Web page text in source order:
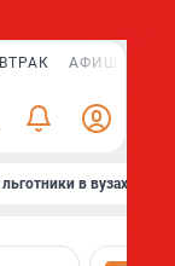
АФИША PLUS
в вузах СПб